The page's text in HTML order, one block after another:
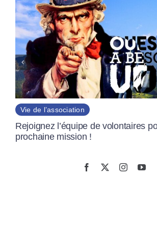
Vie de l’association
Pape Léon XIV : la paix au coeur
discours du nouveau Souverain